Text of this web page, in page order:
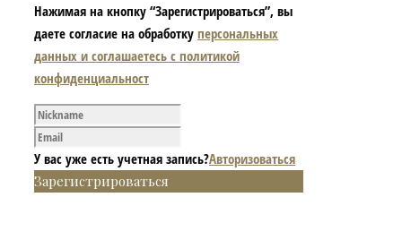
Нажимая на кнопку “Зарегистрироваться”, вы
даете согласие на обработку персональных
данных и соглашаетесь с политикой
конфиденциальност
У вас уже есть учетная запись?Авторизоваться
Зарегистрироваться